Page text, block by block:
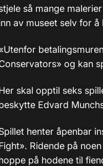
så mange
av museet selv for
og kan
skal opptil seks
Edvard
henter åpenbar
Ridende på
på hodene til